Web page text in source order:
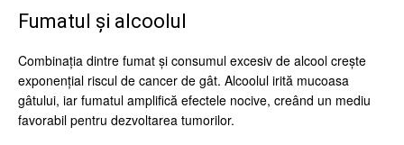
Fumatul și alcoolul
Combinația dintre fumat și consumul excesiv de alcool crește
exponențial riscul de cancer de gât. Alcoolul irită mucoasa
gâtului, iar fumatul amplifică efectele nocive, creând un mediu
favorabil pentru dezvoltarea tumorilor.